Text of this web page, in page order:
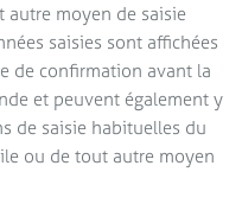
10 %dès
votre
newsletter et
autre moyen de saisie
saisies sont affichées
de confirmation avant la
et peuvent également y
de saisie habituelles du
ou de tout autre moyen